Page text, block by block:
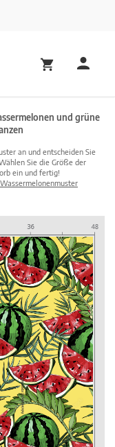
und grüne
an und entscheiden Sie
Sie die Größe der
ein und fertig!